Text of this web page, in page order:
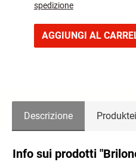
spedizione
AGGIUNGI AL
Descrizione
Info sui prodotti